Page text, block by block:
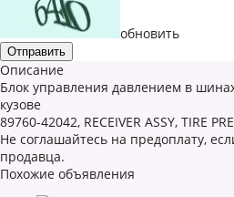
обновить
Описание
Блок управления давлением в
кузове
89760-42042, RECEIVER ASSY, TIRE
Не соглашайтесь на предоплату,
продавца.
Похожие объявления